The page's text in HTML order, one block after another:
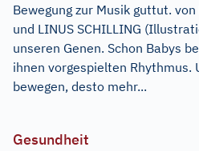
Bewegung zur Musik guttut. von
und LINUS SCHILLING
unseren Genen. Schon Babys
ihnen vorgespielten Rhythmus.
bewegen, desto mehr...
Gesundheit